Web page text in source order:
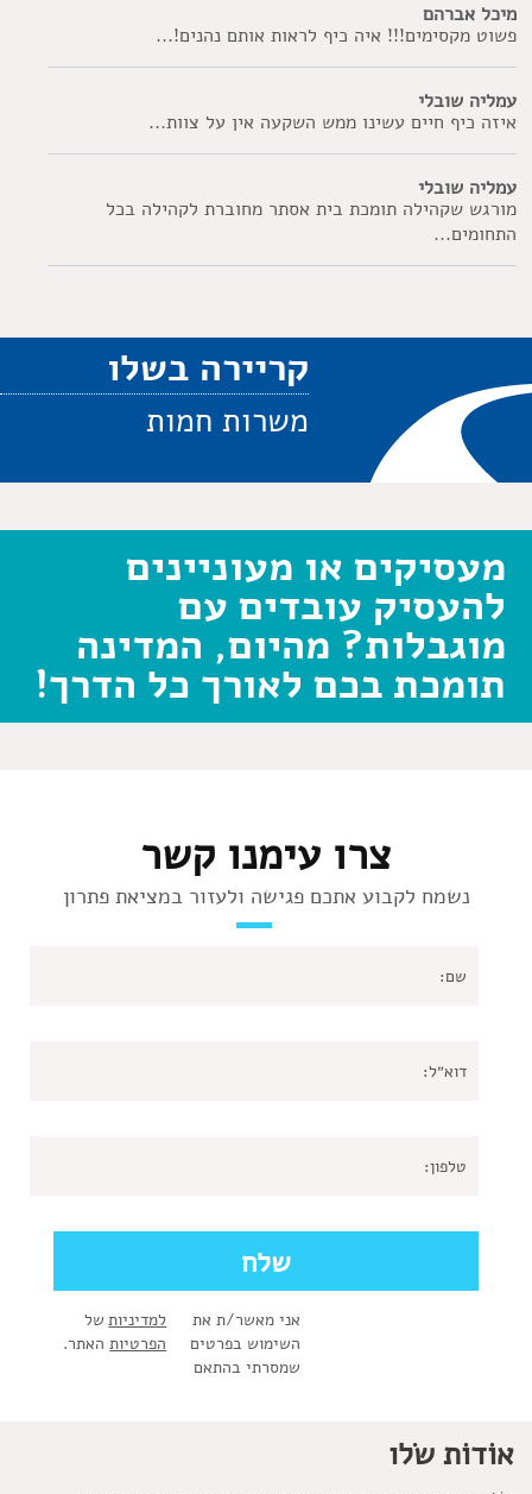
מיכל אברהם
פשוט מקסימים!!! איה כיף לראות אותם נהנים!...
עמליה שובלי
איזה כיף חיים עשינו ממש השקעה אין על צוות...
עמליה שובלי
מורגש שקהילה תומכת בית אסתר מחוברת לקהילה בכל
התחומים...
קריירה בשלו
משרות חמות
מעסיקים או מעוניינים
להעסיק עובדים עם
מוגבלות? מהיום, המדינה
תומכת בכם לאורך כל הדרך!
צרו עימנו קשר
נשמח לקבוע אתכם פגישה ולעזור במציאת פתרון
אני מאשר/ת את
השימוש בפרטים
שמסרתי בהתאם
למדיניות
הפרטיות
של
האתר.
אוֹדוֹת שׂלו